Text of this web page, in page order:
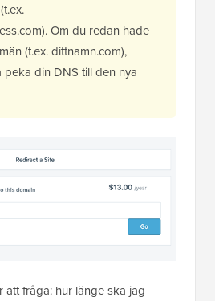
Om du redan hade
(t.ex. dittnamn.com),
din DNS till den nya
att fråga: hur länge ska jag